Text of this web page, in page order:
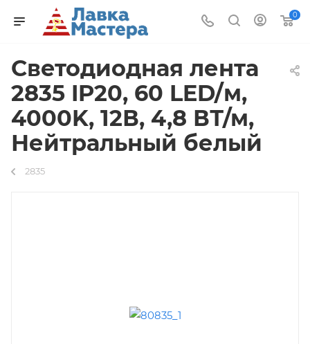
0
Светодиодная лента
2835 IP20, 60 LED/м,
4000K, 12В, 4,8 ВТ/м,
Нейтральный белый
2835